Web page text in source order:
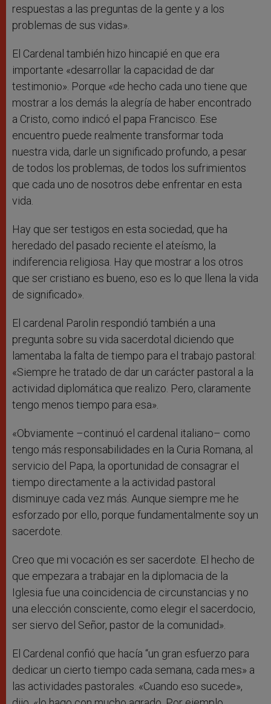
respuestas a las preguntas de la gente y a los
problemas de sus vidas».
El Cardenal también hizo hincapié en que era
importante «desarrollar la capacidad de dar
testimonio». Porque «de hecho cada uno tiene que
mostrar a los demás la alegría de haber encontrado
a Cristo, como indicó el papa Francisco. Ese
encuentro puede realmente transformar toda
nuestra vida, darle un significado profundo, a pesar
de todos los problemas, de todos los sufrimientos
que cada uno de nosotros debe enfrentar en esta
vida.
Hay que ser testigos en esta sociedad, que ha
heredado del pasado reciente el ateísmo, la
indiferencia religiosa. Hay que mostrar a los otros
que ser cristiano es bueno, eso es lo que llena la vida
de significado».
El cardenal Parolin respondió también a una
pregunta sobre su vida sacerdotal diciendo que
lamentaba la falta de tiempo para el trabajo pastoral:
«Siempre he tratado de dar un carácter pastoral a la
actividad diplomática que realizo. Pero, claramente
tengo menos tiempo para esa».
«Obviamente –continuó el cardenal italiano– como
tengo más responsabilidades en la Curia Romana, al
servicio del Papa, la oportunidad de consagrar el
tiempo directamente a la actividad pastoral
disminuye cada vez más. Aunque siempre me he
esforzado por ello, porque fundamentalmente soy un
sacerdote.
Creo que mi vocación es ser sacerdote. El hecho de
que empezara a trabajar en la diplomacia de la
Iglesia fue una coincidencia de circunstancias y no
una elección consciente, como elegir el sacerdocio,
ser siervo del Señor, pastor de la comunidad».
El Cardenal confió que hacía “un gran esfuerzo para
dedicar un cierto tiempo cada semana, cada mes» a
las actividades pastorales. «Cuando eso sucede»,